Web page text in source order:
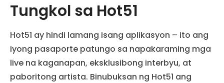
Tungkol sa Hot51
Hot51 ay hindi lamang isang aplikasyon – ito ang
iyong pasaporte patungo sa napakaraming mga
live na kaganapan, eksklusibong interbyu, at
paboritong artista. Binubuksan ng Hot51 ang